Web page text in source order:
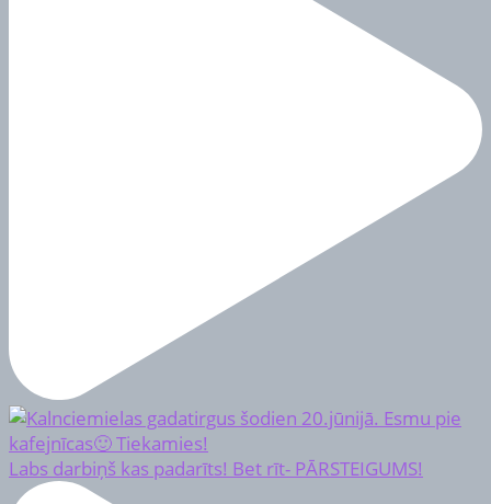
Labs darbiņš kas padarīts! Bet rīt- PĀRSTEIGUMS!